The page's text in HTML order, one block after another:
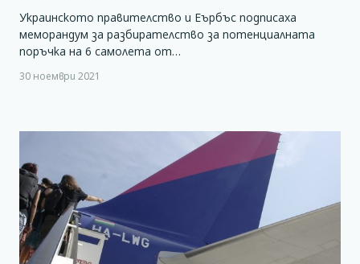
Украинското правителство и Еърбъс подписаха
меморандум за разбирателство за потенциалната
поръчка на 6 самолета от…
30 ноември 2021